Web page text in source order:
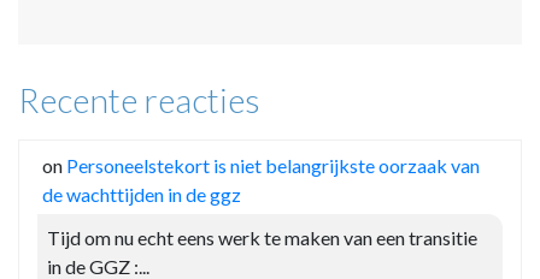
Recente reacties
on Personeelstekort is niet belangrijkste oorzaak van
de wachttijden in de ggz
Tijd om nu echt eens werk te maken van een transitie
in de GGZ :...